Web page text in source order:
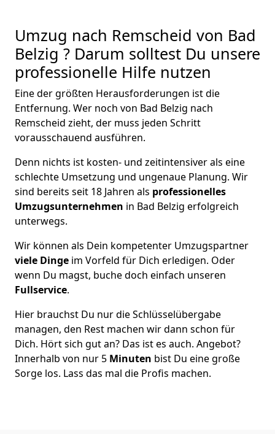
Umzug nach Remscheid von Bad
Belzig ? Darum solltest Du unsere
professionelle Hilfe nutzen
Eine der größten Herausforderungen ist die
Entfernung. Wer noch von Bad Belzig nach
Remscheid zieht, der muss jeden Schritt
vorausschauend ausführen.
Denn nichts ist kosten- und zeitintensiver als eine
schlechte Umsetzung und ungenaue Planung. Wir
sind bereits seit 18 Jahren als professionelles
Umzugsunternehmen in Bad Belzig erfolgreich
unterwegs.
Wir können als Dein kompetenter Umzugspartner
viele Dinge im Vorfeld für Dich erledigen. Oder
wenn Du magst, buche doch einfach unseren
Fullservice.
Hier brauchst Du nur die Schlüsselübergabe
managen, den Rest machen wir dann schon für
Dich. Hört sich gut an? Das ist es auch. Angebot?
Innerhalb von nur 5 Minuten bist Du eine große
Sorge los. Lass das mal die Profis machen.